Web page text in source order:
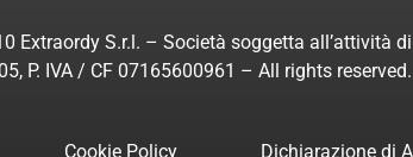
Extraordy S.r.l. – Società soggetta all’attività
P. IVA / CF 07165600961 – All rights reserved.
Cookie Policy Dichiarazione di